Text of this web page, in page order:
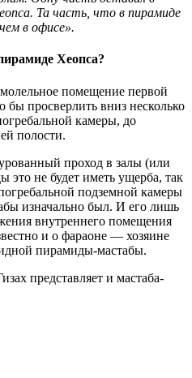
Та часть, что в пирамиде
в офисе».
Хеопса?
помещение первой
просверлить вниз несколько
камеры, до
полости.
проход в залы (или
это не будет иметь ущерба, так
подземной камеры
изначально был. И его лишь
внутреннего помещения
и о фараоне — хозяине
пирамиды-мастабы.
представляет и мастаба-